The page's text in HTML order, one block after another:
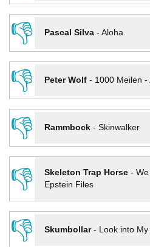
👎
Pascal Silva- Aloha
👎
Peter Wolf- 1000 Meilen -
👎
Rammbock- Skinwalker
👎
Skeleton Trap Horse-
Epstein Files
👎
Skumbollar- Look into My